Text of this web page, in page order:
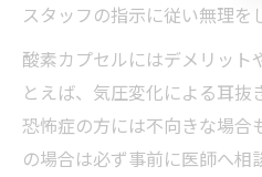
スタッフの指示に従い無理を
酸素カプセルにはデメリット
とえば、気圧変化による耳
恐怖症の方には不向きな場合
の場合は必ず事前に医師へ相